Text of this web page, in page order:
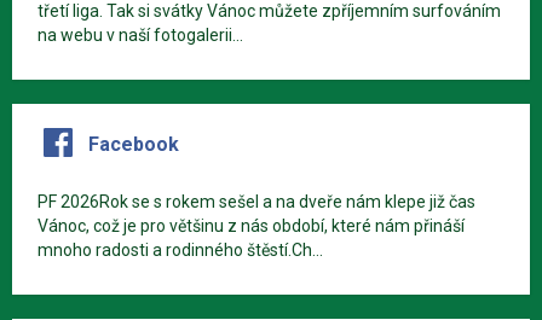
třetí liga. Tak si svátky Vánoc můžete zpříjemním surfováním
na webu v naší fotogalerii...
Facebook
PF 2026Rok se s rokem sešel a na dveře nám klepe již čas
Vánoc, což je pro většinu z nás období, které nám přináší
mnoho radosti a rodinného štěstí.Ch...